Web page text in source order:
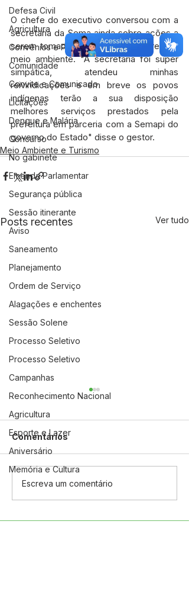
Defesa Civil
Agricultura
Convênios e Parcerias
Comunidade
Convite e Comunicado
Licitações
Dengue e Malária
Concurso
No gabinete
Emenda Parlamentar
Segurança pública
Sessão itinerante
Aviso
Saneamento
Planejamento
Ordem de Serviço
Alagações e enchentes
Sessão Solene
Processo Seletivo
Processo Seletivo
Campanhas
Reconhecimento Nacional
Agricultura
Esporte e Lazer
Aniversário
Memória e Cultura
O chefe do executivo conversou com a
secretária da Sema ainda sobre ações a
serem tomadas no município na área do
meio ambiente. "A secretária foi super
simpática, atendeu minhas
reivindicações e em breve os povos
indígenas terão a sua disposição
melhores serviços prestados pela
prefeitura em parceria com a Semapi do
governo do Estado" disse o gestor.
Meio Ambiente e Turismo
Posts recentes Ver tudo
Semana do Meio
Ambiente em Ação!
Comentários
Escreva um comentário